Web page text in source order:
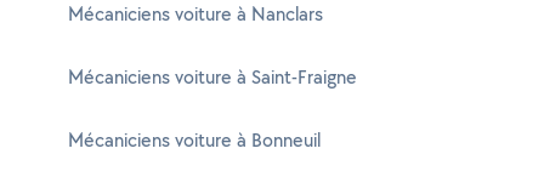
Mécaniciens voiture à Nanclars
Mécaniciens voiture à Saint-Fraigne
Mécaniciens voiture à Bonneuil